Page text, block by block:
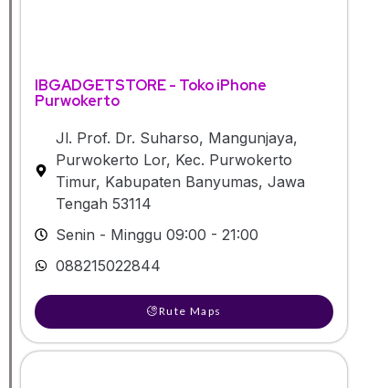
IBGADGETSTORE - Toko iPhone
Purwokerto
Jl. Prof. Dr. Suharso, Mangunjaya,
Purwokerto Lor, Kec. Purwokerto
Timur, Kabupaten Banyumas, Jawa
Tengah 53114
Senin - Minggu 09:00 - 21:00
088215022844
Rute Maps